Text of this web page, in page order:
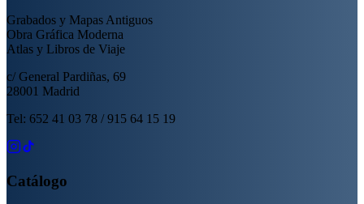
Grabados y Mapas Antiguos
Obra Gráfica Moderna
Atlas y Libros de Viaje
c/ General Pardiñas, 69
28001 Madrid
Tel: 652 41 03 78 / 915 64 15 19
Catálogo